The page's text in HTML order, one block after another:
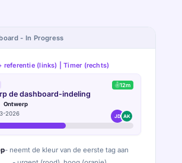
- In Progress
referentie (links) | Timer (rechts)
12m
de dashboard-indeling
Ontwerp
2026 JD AK
- neemt de kleur van de eerste tag aan